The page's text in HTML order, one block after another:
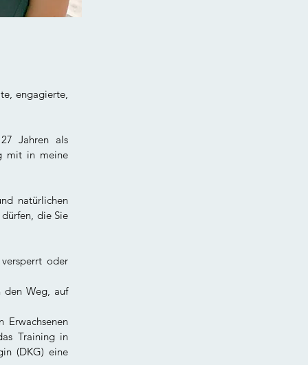
engagierte,
Jahren als
mit in meine
natürlichen
die Sie
oder
den Weg, auf
Erwachsenen
Training in
(DKG) eine